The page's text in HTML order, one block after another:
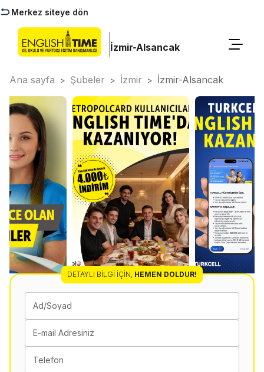
Merkez siteye dön
İzmir-Alsancak
Ana sayfa > Şubeler > İzmir > İzmir-Alsancak
DETAYLI BILGI İÇIN, HEMEN DOLDUR!
Ad/Soyad
E-mail Adresiniz
Telefon